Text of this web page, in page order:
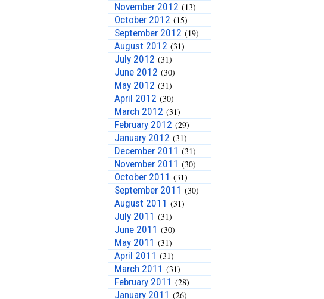
November 2012 (13)
October 2012 (15)
September 2012 (19)
August 2012 (31)
July 2012 (31)
June 2012 (30)
May 2012 (31)
April 2012 (30)
March 2012 (31)
February 2012 (29)
January 2012 (31)
December 2011 (31)
November 2011 (30)
October 2011 (31)
September 2011 (30)
August 2011 (31)
July 2011 (31)
June 2011 (30)
May 2011 (31)
April 2011 (31)
March 2011 (31)
February 2011 (28)
January 2011 (26)